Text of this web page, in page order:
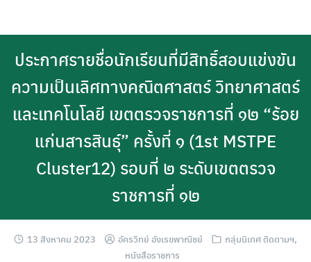
ประกาศรายชื่อนักเรียนที่มีสิทธิ์สอบแข่งขัน
ความเป็นเลิศทางคณิตศาสตร์ วิทยาศาสตร์
และเทคโนโลยี เขตตรวจราชการที่ ๑๒ “ร้อย
แก่นสารสินธุ์” ครั้งที่ ๑ (1st MSTPE
Cluster12) รอบที่ ๒ ระดับเขตตรวจ
ราชการที่ ๑๒
13 สิงหาคม 2023 อัครวิทย์ อังเรขพาณิชย์ กลุ่มนิเทศ ติดตามฯ,
หนังสือราชการ